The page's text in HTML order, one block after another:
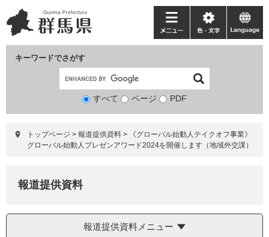
ー
ジ
ニ
ュ
て
キーワードでさがす
検
象
すべて ページ PDF
メ
ニ
ー
色・
文
language
トップページ > 報道提供資料 >
《グローバル始動人テイクオフ事業》
グローバル始動人プレゼンアワード2024を開催します（地域外交課）
報道提供資料
報道提供資料メニュー